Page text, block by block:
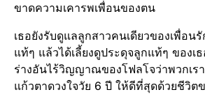
ขาดความเคารพเพื่อนของตน
เธอยังรับดูแลลูกสาวคนเดียวของเพื่อน
แท้ๆ แล้วได้เลี้ยงดูประดุจลูกแท้ๆ ของเ
ร่างอันไร้วิญญาณ​ของโฟลโจว่าพวกเร
แก้วตาดวงใจวัย 6 ปี ให้ดีที่สุดด้วยชีวิต